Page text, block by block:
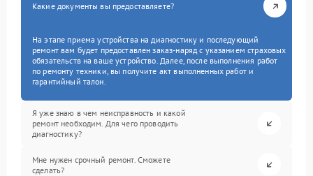
Какие документы вы предоставляете?
На этапе приема устройства на диагностику и последующий
ремонт вам будет предоставлен заказ-наряд с указанием страховых
обязательств на ваше устройство. Далее, после выполнения работ
по ремонту техники, вы получите акт выполненных работ и
гарантийный талон.
Я уже знаю в чем неисправность и какой
ремонт необходим. Для чего проводить
диагностику?
Мне нужен срочный ремонт. Сможете
сделать?